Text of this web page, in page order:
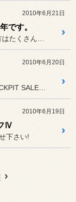
2010年6月21日
です。
2010年6月20日
2010年6月19日
Ⅳ
下さい!